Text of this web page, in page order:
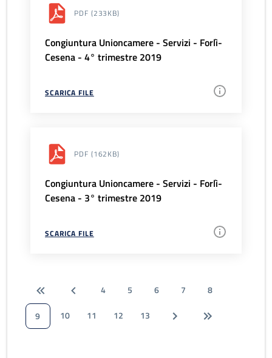
PDF (233KB)
Congiuntura Unioncamere - Servizi - Forlì-
Cesena - 4° trimestre 2019
SCARICA FILE
PDF (162KB)
Congiuntura Unioncamere - Servizi - Forlì-
Cesena - 3° trimestre 2019
SCARICA FILE
4 5 6 7
8
9
10 11 12 13